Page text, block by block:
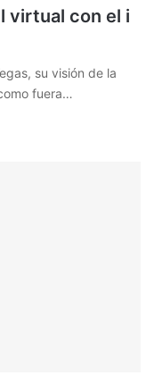
virtual con el i
su visión de la
fuera…